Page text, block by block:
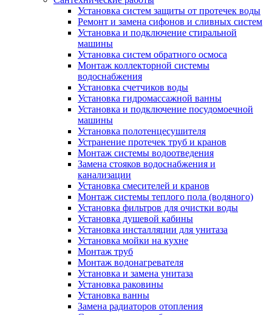
Установка систем защиты от протечек воды
Ремонт и замена сифонов и сливных систем
Установка и подключение стиральной
машины
Установка систем обратного осмоса
Монтаж коллекторной системы
водоснабжения
Установка счетчиков воды
Установка гидромассажной ванны
Установка и подключение посудомоечной
машины
Установка полотенцесушителя
Устранение протечек труб и кранов
Монтаж системы водоотведения
Замена стояков водоснабжения и
канализации
Установка смесителей и кранов
Монтаж системы теплого пола (водяного)
Установка фильтров для очистки воды
Установка душевой кабины
Установка инсталляции для унитаза
Установка мойки на кухне
Монтаж труб
Монтаж водонагревателя
Установка и замена унитаза
Установка раковины
Установка ванны
Замена радиаторов отопления